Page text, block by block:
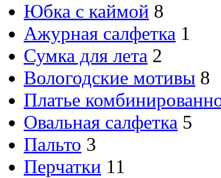
Юбка с каймой 8
Ажурная салфетка 1
Сумка для лета 2
Вологодские мотивы 8
Платье
Овальная салфетка 5
Пальто 3
Перчатки 11